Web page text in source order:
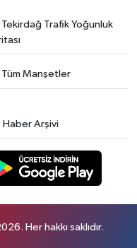
Tekirdağ Trafik Yoğunluk
Tüm Manşetler
Haber Arşivi
Her hakkı saklıdır.